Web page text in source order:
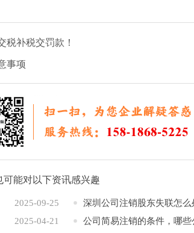
税补税交罚款！
事项
能对以下资讯感兴趣
2025-09-25
2025-04-21
深圳公司注销股东失联怎么
公司简易注销的条件，哪些